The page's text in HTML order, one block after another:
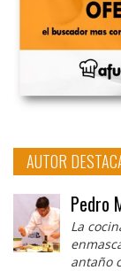
AUTOR
Pedro
La
antaño